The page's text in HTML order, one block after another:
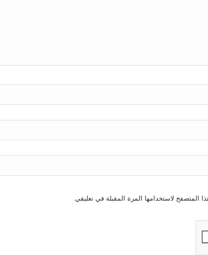
المتصفح لاستخدامها المرة المقبلة في تعليقي.